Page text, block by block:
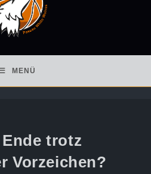
MENÜ
trotz
Vorzeichen?